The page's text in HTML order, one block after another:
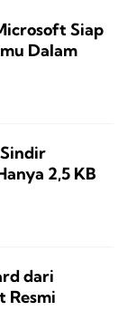
Siap
Dalam
2,5 KB
dari
Resmi